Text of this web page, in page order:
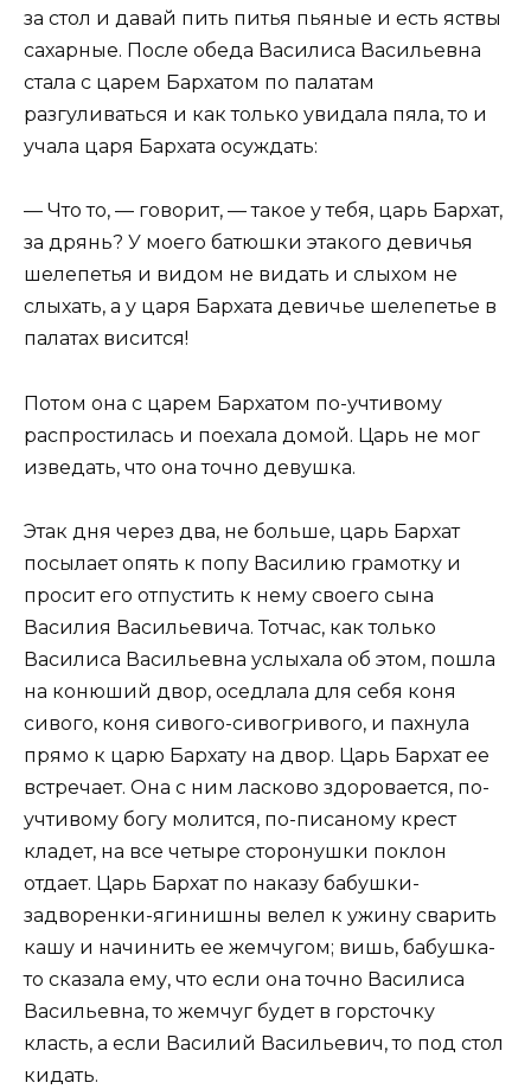
за стол и давай пить питья пьяные и есть яствы
сахарные. После обеда Василиса Васильевна
стала с царем Бархатом по палатам
разгуливаться и как только увидала пяла, то и
учала царя Бархата осуждать:
— Что то, — говорит, — такое у тебя, царь Бархат,
за дрянь? У моего батюшки этакого девичья
шелепетья и видом не видать и слыхом не
слыхать, а у царя Бархата девичье шелепетье в
палатах висится!
Потом она с царем Бархатом по-учтивому
распростилась и поехала домой. Царь не мог
изведать, что она точно девушка.
Этак дня через два, не больше, царь Бархат
посылает опять к попу Василию грамотку и
просит его отпустить к нему своего сына
Василия Васильевича. Тотчас, как только
Василиса Васильевна услыхала об этом, пошла
на конюший двор, оседлала для себя коня
сивого, коня сивого-сивогривого, и пахнула
прямо к царю Бархату на двор. Царь Бархат ее
встречает. Она с ним ласково здоровается, по-
учтивому богу молится, по-писаному крест
кладет, на все четыре сторонушки поклон
отдает. Царь Бархат по наказу бабушки-
задворенки-ягинишны велел к ужину сварить
кашу и начинить ее жемчугом; вишь, бабушка-
то сказала ему, что если она точно Василиса
Васильевна, то жемчуг будет в горсточку
класть, а если Василий Васильевич, то под стол
кидать.